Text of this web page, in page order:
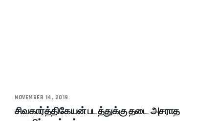
NOVEMBER 14, 2019
சிவகார்த்திகேயன் படத்துக்கு தடை அசராத